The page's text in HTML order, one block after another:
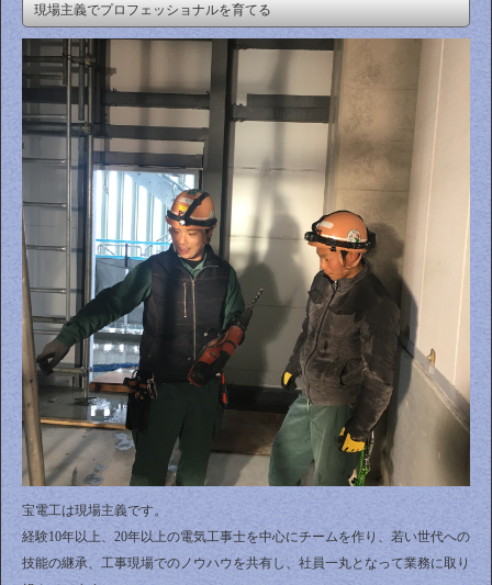
現場主義でプロフェッショナルを育てる
宝電工は現場主義です。
経験10年以上、20年以上の電気工事士を中心にチームを作り、若い世代への
技能の継承、工事現場でのノウハウを共有し、社員一丸となって業務に取り